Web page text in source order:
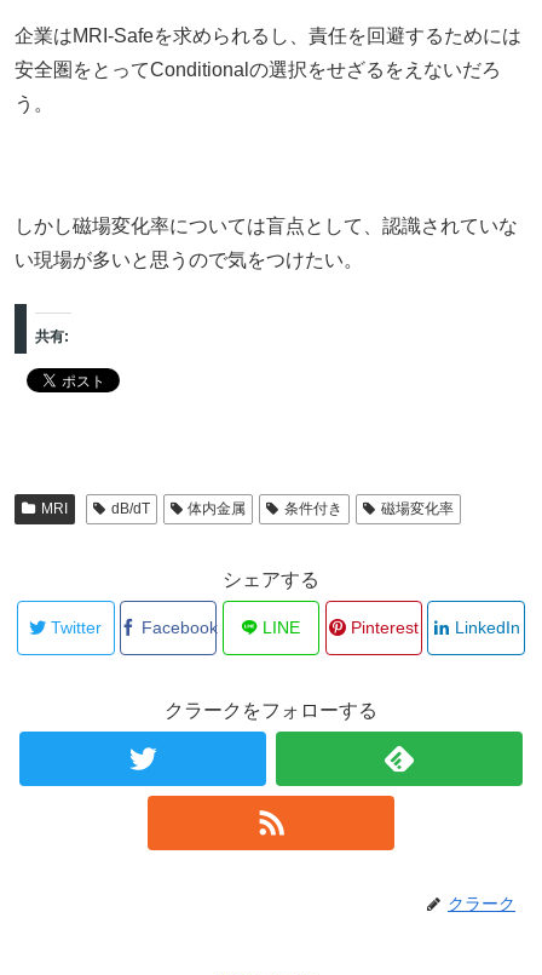
企業はMRI-Safeを求められるし、責任を回避するためには
安全圏をとってConditionalの選択をせざるをえないだろ
う。
しかし磁場変化率については盲点として、認識されていな
い現場が多いと思うので気をつけたい。
共有:
MRI dB/dT 体内金属 条件付き 磁場変化率
シェアする
Twitter Facebook LINE Pinterest LinkedIn
クラークをフォローする
クラーク